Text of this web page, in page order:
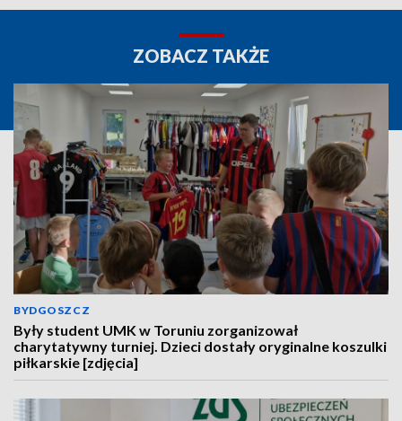
ZOBACZ TAKŻE
BYDGOSZCZ
Były student UMK w Toruniu zorganizował
charytatywny turniej. Dzieci dostały oryginalne koszulki
piłkarskie [zdjęcia]